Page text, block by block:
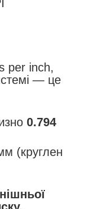
per inch,
— це
0.794
(круглен